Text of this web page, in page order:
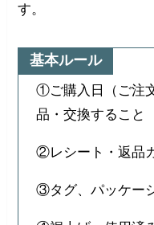
す。
基本ルール
①ご購入日（ご注
品・交換すること
②レシート・返品
③タグ、パッケー